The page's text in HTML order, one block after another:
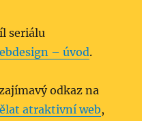
seriálu
– úvod.
odkaz na
atraktivní web,